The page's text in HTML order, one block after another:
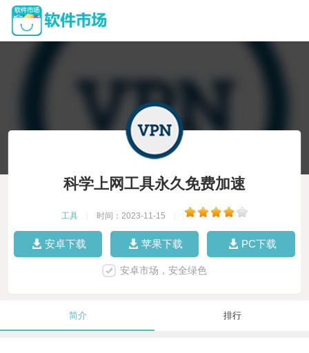
科学上网工具永久免费加速
工具 时间：2023-11-15
安卓下载 苹果下载 PC下载
安卓市场，安全绿色
简介 排行